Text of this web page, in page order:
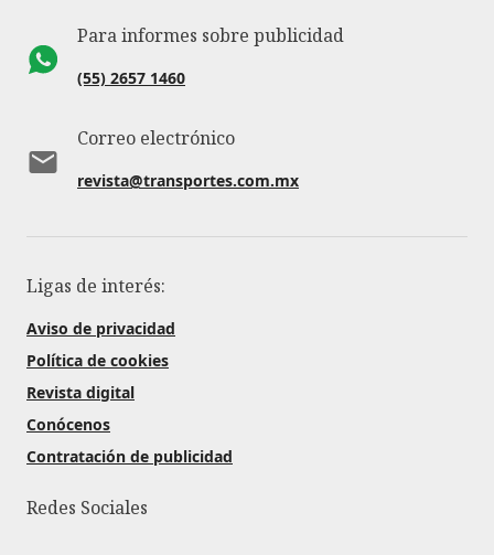
Para informes sobre publicidad
(55) 2657 1460
Correo electrónico
revista@transportes.com.mx
Ligas de interés:
Aviso de privacidad
Política de cookies
Revista digital
Conócenos
Contratación de publicidad
Redes Sociales